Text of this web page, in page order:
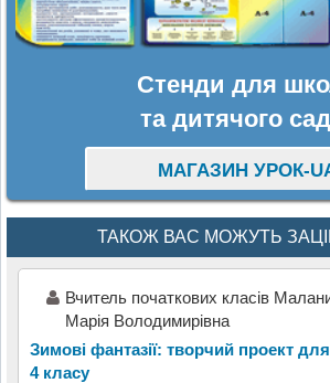
Стенди для
та дитячого
МАГАЗИН УРОК-
ТАКОЖ ВАС МОЖУТЬ
Вчитель початкових класів
Марія Володимирівна
Зимові фантазії: творчий проект
4 класу